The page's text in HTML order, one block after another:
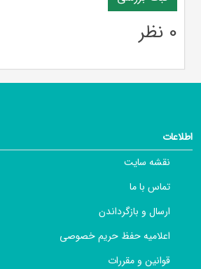
0 نظر
اطلاعات
نقشه سایت
تماس با ما
ارسال و بازگرداندن
اعلامیه حفظ حریم خصوصی
قوانین و مقررات